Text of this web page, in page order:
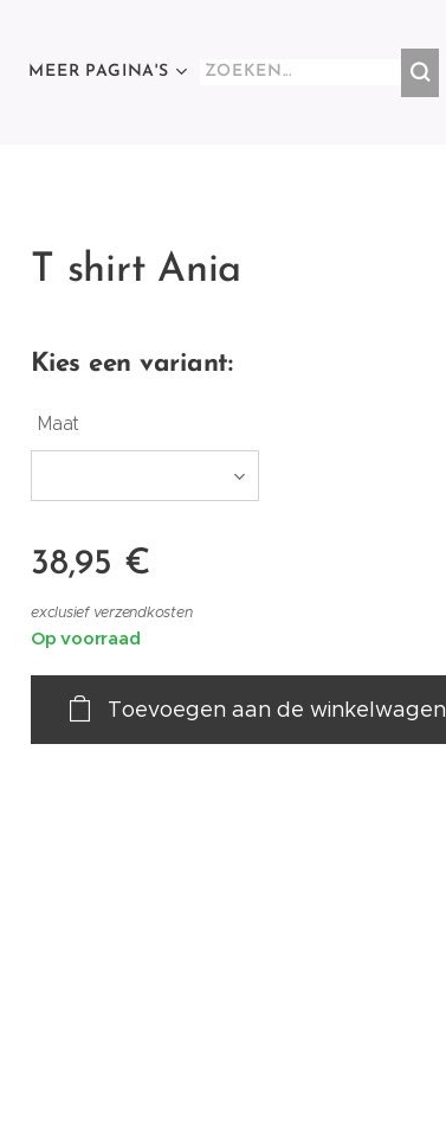
MEER PAGINA'S
T shirt Ania
Kies een variant:
Maat
38,95 €
exclusief verzendkosten
Op voorraad
Toevoegen aan de winkelwagen